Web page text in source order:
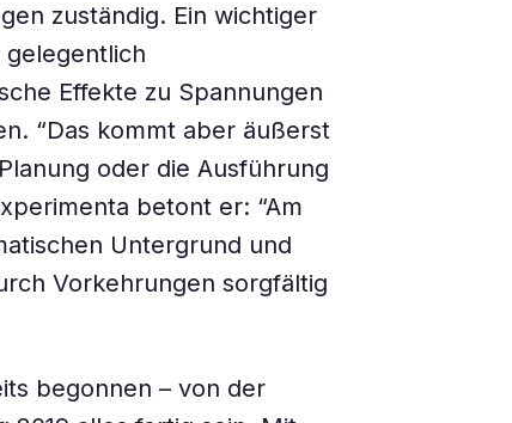
zuständig. Ein wichtiger
Effekte zu Spannungen
“Das kommt aber äußerst
oder die Ausführung
betont er: “Am
Untergrund und
Vorkehrungen sorgfältig
begonnen – von der